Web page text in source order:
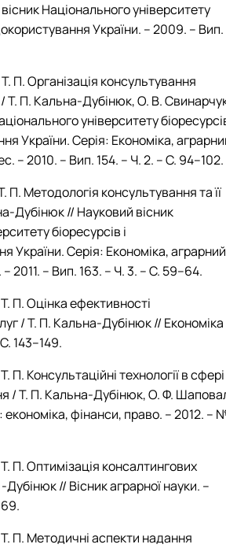
Національного університету
України. –2009. – Вип.
Т. П. Організація консультування
/ Т. П. Кальна-Дубінюк, О. В.
університету
України. Серія: Економіка,
–2010. – Вип. 154. – Ч. 2. – С. 94–102.
П. Методологія консультування та її
Дубінюк // Науковий вісник
біоресурсів і
України. Серія: Економіка, аграрний
–2011. – Вип. 163. – Ч. 3. – С. 59–64.
Т. П. Оцінка ефективності
/ Т. П. Кальна-Дубінюк // Економіка
143–149.
Т. П. Консультаційні технології в сфері
/ Т. П. Кальна-Дубінюк, О.Ф.
економіка, фінанси, право. – 2012. –
Т. П. Оптимізація консалтингових
// Вісник аграрної науки. –
Т. П. Методичні аспекти надання